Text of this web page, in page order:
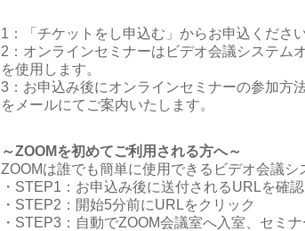
1：「チケットをし申込む」からお申込ください
2：オンラインセミナーはビデオ会議システム
を使用します。
3：お申込み後にオンラインセミナーの参加方
をメールにてご案内いたします。
～ZOOMを初めてご利用される方へ～
ZOOMは誰でも簡単に使用できるビデオ会議シ
・STEP1：お申込み後に送付されるURLを確認
・STEP2：開始5分前にURLをクリック
・STEP3：自動でZOOM会議室へ入室、セミナ